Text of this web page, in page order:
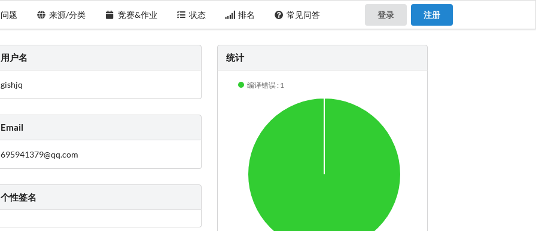
问题 来源/分类 竞赛&作业 状态 排名 常见问答 登录 注册
用户名
gishjq
Email
695941379@qq.com
个性签名
统计
编译错误 : 1